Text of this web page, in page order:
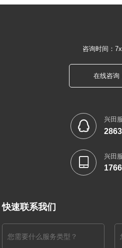
咨询时间：
在线咨询
 兴田
 兴田
快速联系我们